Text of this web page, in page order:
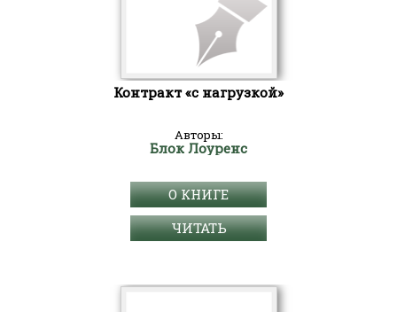
Контракт «с нагрузкой»
Авторы:
Блок Лоуренс
О КНИГЕ
ЧИТАТЬ